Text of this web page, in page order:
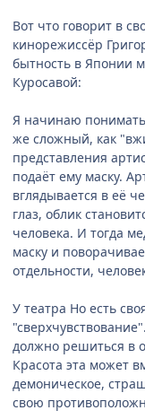
Вот что говорит в
кинорежиссёр
бытность в Японии
Куросавой:
Я начинаю
же сложный, как
представления
подаёт ему маску.
вглядывается в её
глаз, облик
человека. И тогда
маску и
отдельности,
У театра Но есть
должно решиться в
Красота эта может
демоническое,
свою